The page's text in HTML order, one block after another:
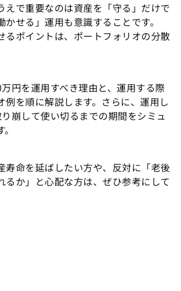
えで重要なのは資産を「守る」だけで
せる」運用も意識することです。
るポイントは、ポートフォリオの分散
円を運用すべき理由と、運用する際
例を順に解説します。さらに、運用し
崩して使い切るまでの期間をシミュ
寿命を延ばしたい方や、反対に「老後
るか」と心配な方は、ぜひ参考にして